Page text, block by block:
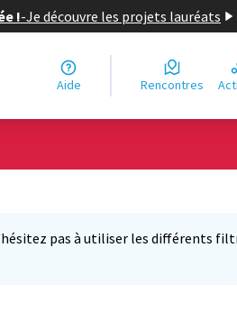
!-Je découvre les projets lauréats
Aide Rencontres
7
pas à utiliser les différents